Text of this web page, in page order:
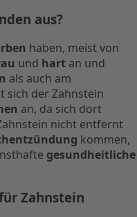
aus?
haben, meist von
und hart an und
als auch am
sich der Zahnstein
an, da sich dort
nicht entfernt
kommen,
gesundheitliche
Zahnstein